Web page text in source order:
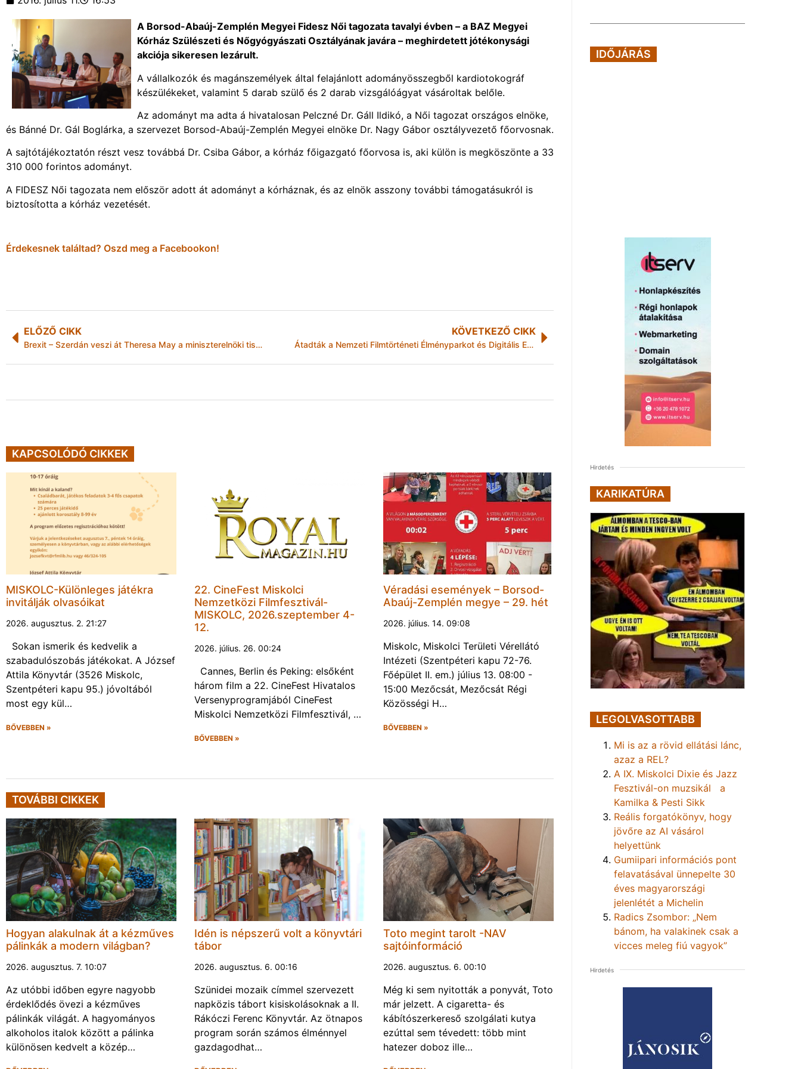
A Borsod-Abaúj-Zemplén Megyei Fidesz Női tagozata tavalyi évben – a BAZ Megyei
Kórház Szülészeti és Nőgyógyászati Osztályának javára – meghirdetett jótékonysági
akciója sikeresen lezárult.
A vállalkozók és magánszemélyek által felajánlott adományösszegből kardiotokográf
készülékeket, valamint 5 darab szülő és 2 darab vizsgálóágyat vásároltak belőle.
Az adományt ma adta á hivatalosan Pelczné Dr. Gáll Ildikó, a Női tagozat országos elnöke,
és Bánné Dr. Gál Boglárka, a szervezet Borsod-Abaúj-Zemplén Megyei elnöke Dr. Nagy Gábor osztályvezető főorvosnak.
A sajtótájékoztatón részt vesz továbbá Dr. Csiba Gábor, a kórház főigazgató főorvosa is, aki külön is megköszönte a 33
310 000 forintos adományt.
A FIDESZ Női tagozata nem először adott át adományt a kórháznak, és az elnök asszony további támogatásukról is
biztosította a kórház vezetését.
Érdekesnek találtad? Oszd meg a Facebookon!
ELŐZŐ CIKK
Brexit – Szerdán veszi át Theresa May a miniszterelnöki tisztséget Camerontól
KÖVETKEZŐ CIKK
Átadták a Nemzeti Filmtörténeti Élményparkot és Digitális Erőművet Ózdon
KAPCSOLÓDÓ CIKKEK
MISKOLC-Különleges játékra
invitálják olvasóikat
2026. augusztus. 2. 21:27
Sokan ismerik és kedvelik a
szabadulószobás játékokat. A József
Attila Könyvtár (3526 Miskolc,
Szentpéteri kapu 95.) jóvoltából
most egy kül…
BŐVEBBEN »
22. CineFest Miskolci
Nemzetközi Filmfesztivál-
MISKOLC, 2026.szeptember 4-
12.
2026. július. 26. 00:24
Cannes, Berlin és Peking: elsőként
három film a 22. CineFest Hivatalos
Versenyprogramjából CineFest
Miskolci Nemzetközi Filmfesztivál, …
BŐVEBBEN »
Véradási események – Borsod-
Abaúj-Zemplén megye – 29. hét
2026. július. 14. 09:08
Miskolc, Miskolci Területi Vérellátó
Intézeti (Szentpéteri kapu 72-76.
Főépület II. em.) július 13. 08:00 -
15:00 Mezőcsát, Mezőcsát Régi
Közösségi H…
BŐVEBBEN »
TOVÁBBI CIKKEK
Hogyan alakulnak át a kézműves
pálinkák a modern világban?
2026. augusztus. 7. 10:07
Az utóbbi időben egyre nagyobb
érdeklődés övezi a kézműves
pálinkák világát. A hagyományos
alkoholos italok között a pálinka
különösen kedvelt a közép…
Idén is népszerű volt a könyvtári
tábor
2026. augusztus. 6. 00:16
Szünidei mozaik címmel szervezett
napközis tábort kisiskolásoknak a II.
Rákóczi Ferenc Könyvtár. Az ötnapos
program során számos élménnyel
gazdagodhat…
Toto megint tarolt -NAV
sajtóinformáció
2026. augusztus. 6. 00:10
Még ki sem nyitották a ponyvát, Toto
már jelzett. A cigaretta- és
kábítószerkereső szolgálati kutya
ezúttal sem tévedett: több mint
hatezer doboz ille…
IDŐJÁRÁS
Hirdetés
KARIKATÚRA
LEGOLVASOTTABB
Mi is az a rövid ellátási lánc,
azaz a REL?
A IX. Miskolci Dixie és Jazz
Fesztivál-on muzsikál a
Kamilka & Pesti Sikk
Reális forgatókönyv, hogy
jövőre az AI vásárol
helyettünk
Gumiipari információs pont
felavatásával ünnepelte 30
éves magyarországi
jelenlétét a Michelin
Radics Zsombor: „Nem
bánom, ha valakinek csak a
vicces meleg fiú vagyok”
Hirdetés